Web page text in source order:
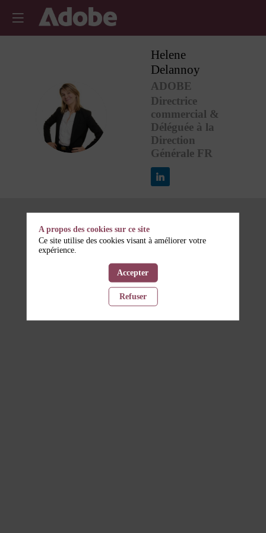
HD
Helene
Delannoy
ADOBE
Directrice
commercial &
Déléguée à la
Direction
Générale FR
A propos des cookies sur ce site
Ce site utilise des cookies visant à améliorer votre
expérience.
Accepter
Refuser